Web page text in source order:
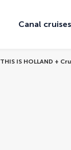
Canal cruises
THIS IS HOLLAND +